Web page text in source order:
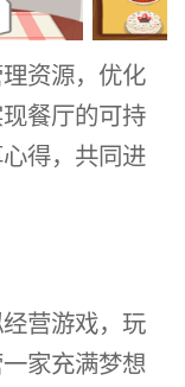
资源，优化
餐厅的可持
得，共同进
营游戏，玩
家充满梦想